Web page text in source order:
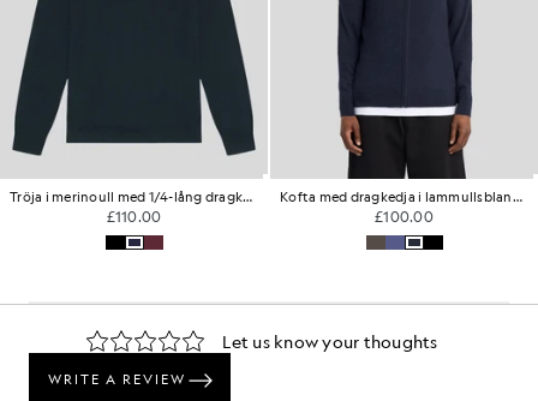
Tröja i merinoull med 1/4-lång dragkedja
£110.00
Kofta med dragkedja i lammullsblandning
£100.00